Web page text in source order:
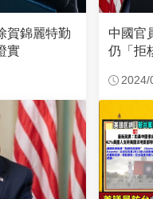
賀錦麗特勤
實
中國官
仍「拒
2024/